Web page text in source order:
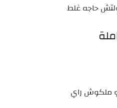
حاجه غلط
ملكوش راي